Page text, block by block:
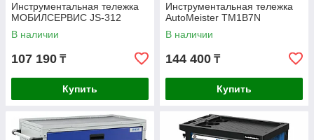
Инструментальная тележка
МОБИЛСЕРВИС JS-312
В наличии
107 190 ₸
Купить
Инструментальная тележка
AutoMeister TM1B7N
В наличии
144 400 ₸
Купить